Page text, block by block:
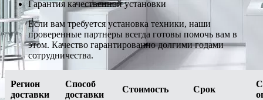
Гарантия качественной установки
Если вам требуется установка техники, наши
проверенные партнеры всегда готовы помочь вам в
этом. Качество гарантированно долгими годами
сотрудничества.
Регион
доставки
Способ
доставки
Стоимость Срок